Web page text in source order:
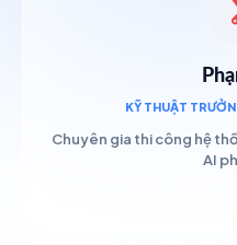
KỸ THUẬT
Chuyên gia thi công hệ
AI